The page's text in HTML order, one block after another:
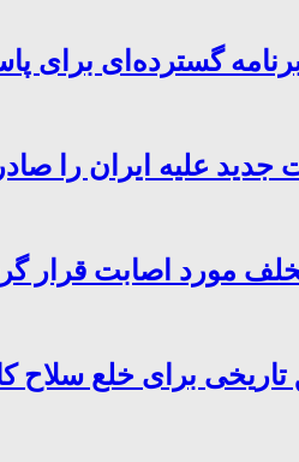
گسترده‌ای برای
علیه ایران را
مورد اصابت قرار
تاریخی برای خلع